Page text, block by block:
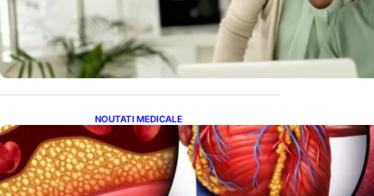
Sprijin financiar pentru
pensionari: Ce înseamnă
ajutoarele de până la 500
de lei în 2026
NOUTATI MEDICALE
Descoperirea revoluționară:
Afereza terapeutică, un
posibil aliat în eliminarea
microplasticelor din sânge